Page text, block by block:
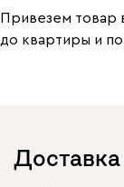
Привезем товар
до квартиры и
Доставка